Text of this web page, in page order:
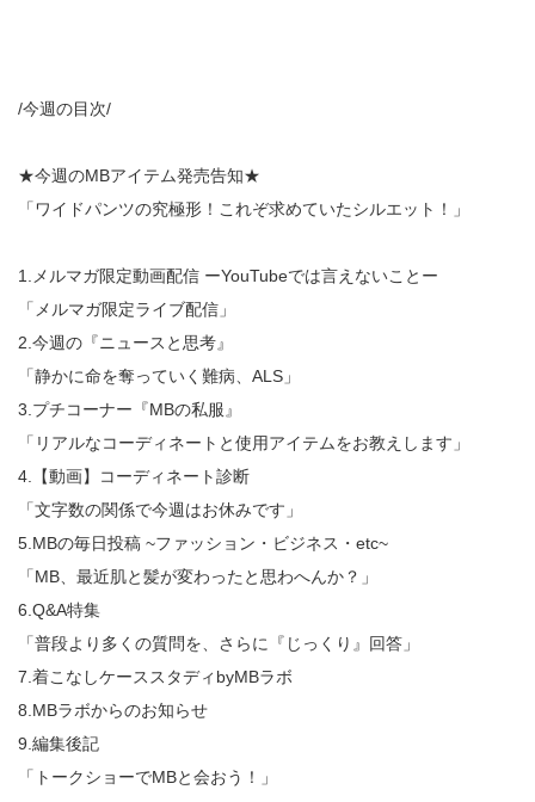
/今週の目次/
★今週のMBアイテム発売告知★
「ワイドパンツの究極形！これぞ求めていたシルエット！」
1.メルマガ限定動画配信 ーYouTubeでは言えないことー
「メルマガ限定ライブ配信」
2.今週の『ニュースと思考』
「静かに命を奪っていく難病、ALS」
3.プチコーナー『MBの私服』
「リアルなコーディネートと使用アイテムをお教えします」
4.【動画】コーディネート診断
「文字数の関係で今週はお休みです」
5.MBの毎日投稿 ~ファッション・ビジネス・etc~
「MB、最近肌と髪が変わったと思わへんか？」
6.Q&A特集
「普段より多くの質問を、さらに『じっくり』回答」
7.着こなしケーススタディbyMBラボ
8.MBラボからのお知らせ
9.編集後記
「トークショーでMBと会おう！」